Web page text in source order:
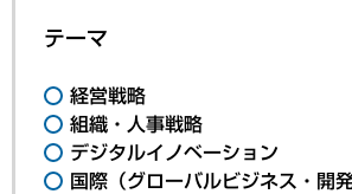
テーマ
経営戦略
組織・人事戦略
デジタルイノベーション
国際（グローバルビジネス・開